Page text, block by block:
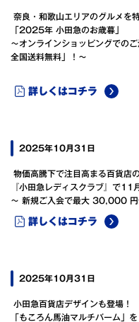
奈良・和歌山エリアのグルメを
「2025年 小田急のお歳暮」
～オンラインショッピングでの
全国送料無料」！～
詳しくはコチラ
2025年10月31日
物価高騰下で注目高まる百貨店
『小田急レディスクラブ』で11
～ 新規ご入会で最大 30,000 円
詳しくはコチラ
2025年10月31日
小田急百貨店デザインも登場！
「もころん馬油マルチバーム」